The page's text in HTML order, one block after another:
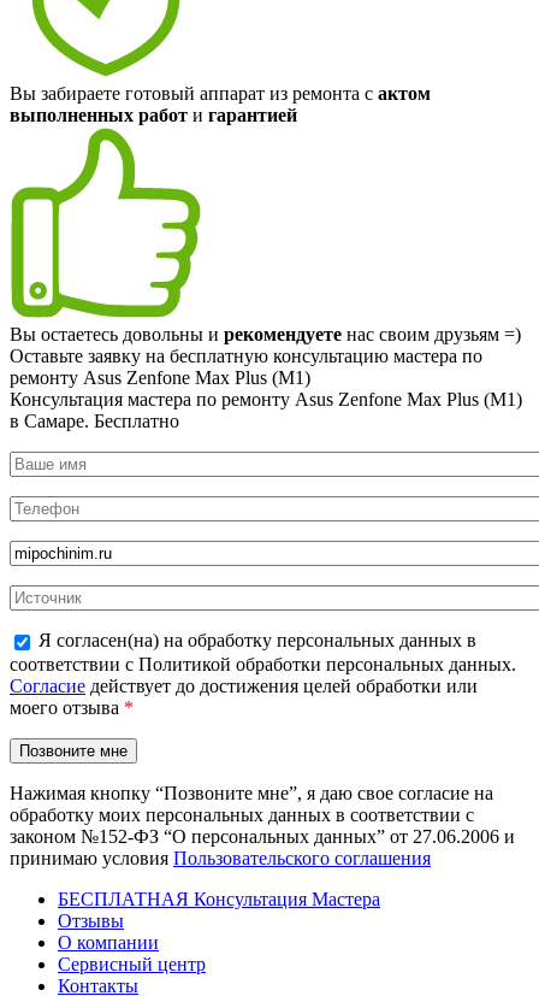
Вы забираете готовый аппарат из ремонта с актом
выполненных работ и гарантией
Вы остаетесь довольны и рекомендуете нас своим друзьям =)
Оставьте заявку на бесплатную консультацию мастера по
ремонту Asus Zenfone Max Plus (M1)
Консультация мастера по ремонту Asus Zenfone Max Plus (M1)
в Самаре. Бесплатно
Я согласен(на) на обработку персональных данных в
соответствии с Политикой обработки персональных данных.
Согласие действует до достижения целей обработки или
моего отзыва *
Нажимая кнопку “Позвоните мне”, я даю свое согласие на
обработку моих персональных данных в соответствии с
законом №152-ФЗ “О персональных данных” от 27.06.2006 и
принимаю условия Пользовательского соглашения
БЕСПЛАТНАЯ Консультация Мастера
Отзывы
О компании
Сервисный центр
Контакты